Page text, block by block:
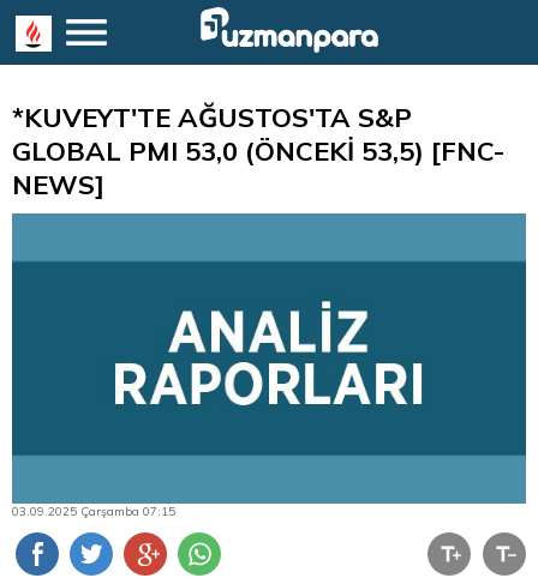
*KUVEYT'TE AĞUSTOS'TA S&P
GLOBAL PMI 53,0 (ÖNCEKİ 53,5) [FNC-
NEWS]
03.09.2025 Çarşamba 07:15